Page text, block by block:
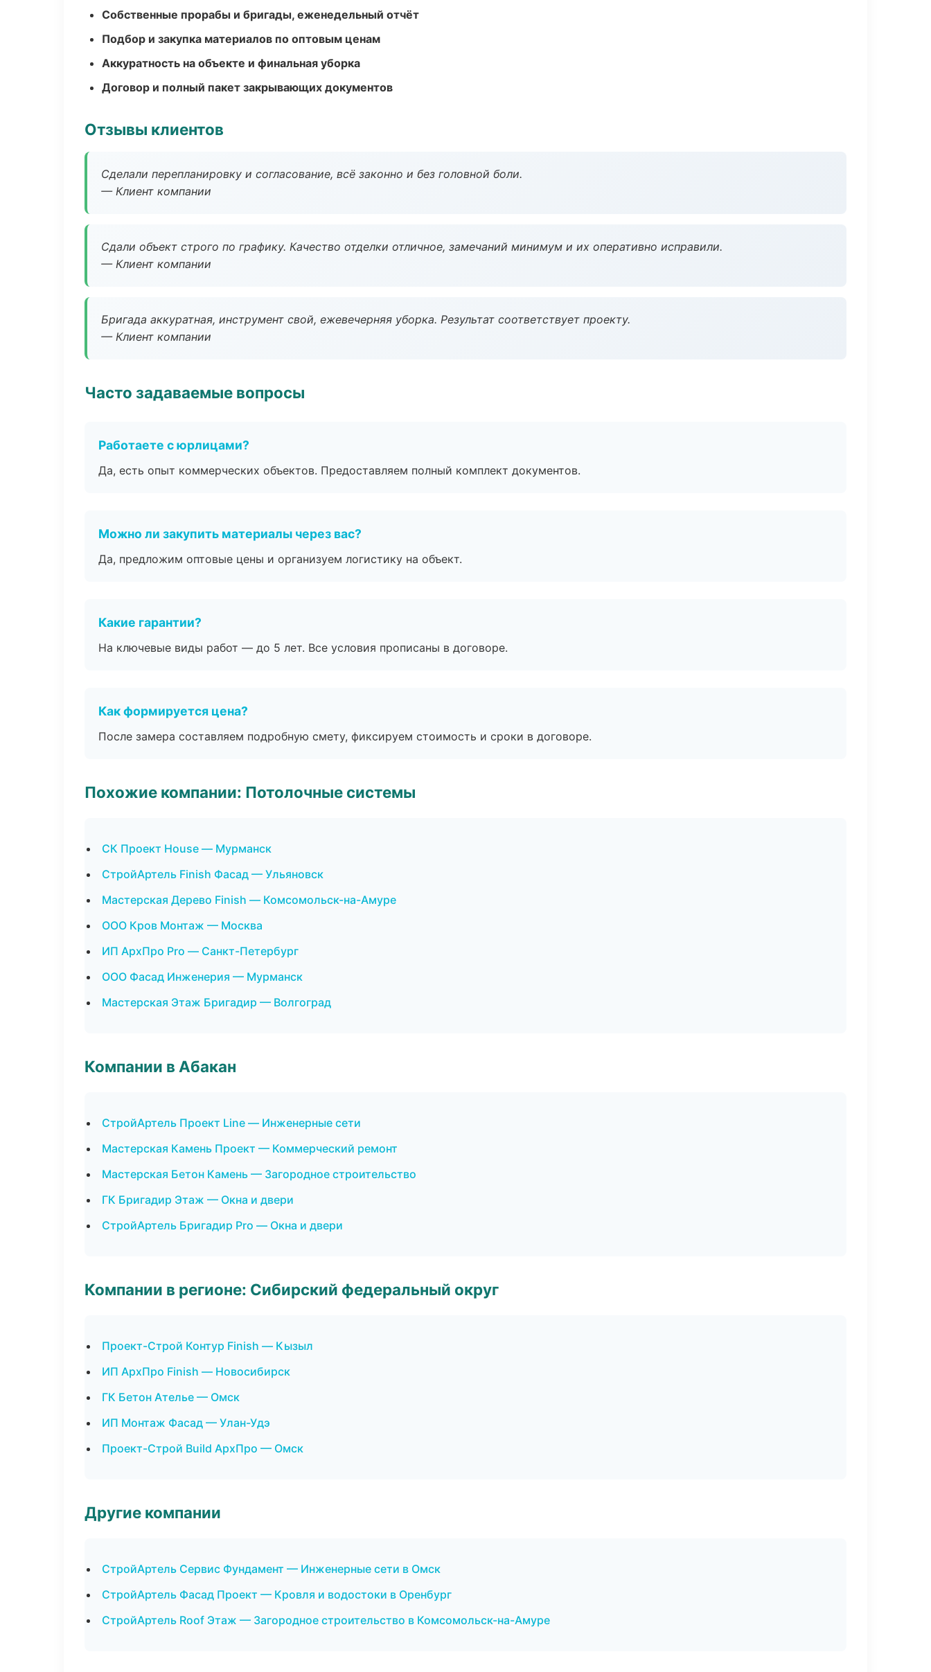
Собственные прорабы и бригады, еженедельный отчёт
Подбор и закупка материалов по оптовым ценам
Аккуратность на объекте и финальная уборка
Договор и полный пакет закрывающих документов
Отзывы клиентов
Сделали перепланировку и согласование, всё законно и без головной боли.
— Клиент компании
Сдали объект строго по графику. Качество отделки отличное, замечаний минимум и их оперативно исправили.
— Клиент компании
Бригада аккуратная, инструмент свой, ежевечерняя уборка. Результат соответствует проекту.
— Клиент компании
Часто задаваемые вопросы
Работаете с юрлицами?
Да, есть опыт коммерческих объектов. Предоставляем полный комплект документов.
Можно ли закупить материалы через вас?
Да, предложим оптовые цены и организуем логистику на объект.
Какие гарантии?
На ключевые виды работ — до 5 лет. Все условия прописаны в договоре.
Как формируется цена?
После замера составляем подробную смету, фиксируем стоимость и сроки в договоре.
Похожие компании: Потолочные системы
СК Проект House — Мурманск
СтройАртель Finish Фасад — Ульяновск
Мастерская Дерево Finish — Комсомольск-на-Амуре
ООО Кров Монтаж — Москва
ИП АрхПро Pro — Санкт-Петербург
ООО Фасад Инженерия — Мурманск
Мастерская Этаж Бригадир — Волгоград
Компании в Абакан
СтройАртель Проект Line — Инженерные сети
Мастерская Камень Проект — Коммерческий ремонт
Мастерская Бетон Камень — Загородное строительство
ГК Бригадир Этаж — Окна и двери
СтройАртель Бригадир Pro — Окна и двери
Компании в регионе: Сибирский федеральный округ
Проект-Строй Контур Finish — Кызыл
ИП АрхПро Finish — Новосибирск
ГК Бетон Ателье — Омск
ИП Монтаж Фасад — Улан-Удэ
Проект-Строй Build АрхПро — Омск
Другие компании
СтройАртель Сервис Фундамент — Инженерные сети в Омск
СтройАртель Фасад Проект — Кровля и водостоки в Оренбург
СтройАртель Roof Этаж — Загородное строительство в Комсомольск-на-Амуре